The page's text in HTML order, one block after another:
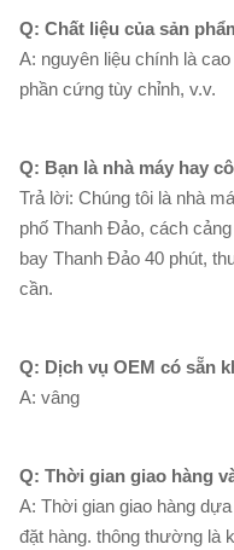
Q: Chất liệu của sản
A: nguyên liệu chính là
phần cứng tùy chỉnh, v.v.
Q: Bạn là nhà máy hay
Trả lời: Chúng tôi là nhà
phố Thanh Đảo, cách
bay Thanh Đảo 40 phút,
cần.
Q: Dịch vụ OEM có sẵn
A: vâng
Q: Thời gian giao hàng
A: Thời gian giao hàng
đặt hàng. thông thường là